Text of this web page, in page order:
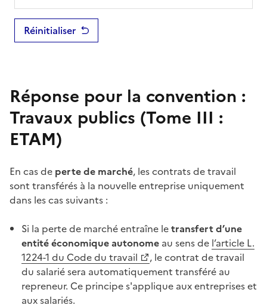
Réinitialiser
Réponse pour la convention :
Travaux publics (Tome III :
ETAM)
En cas de perte de marché, les contrats de travail
sont transférés à la nouvelle entreprise uniquement
dans les cas suivants :
Si la perte de marché entraîne letransfert d’une
entité économique autonome au sens de l’article L.
1224-1 du Code du travail
, le contrat de travail
du salarié sera automatiquement transféré au
repreneur. Ce principe s'applique aux entreprises et
aux salariés.